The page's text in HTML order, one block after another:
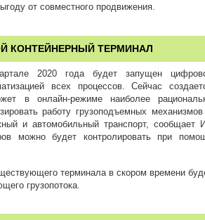
от совместного продвижения.
КОНТЕЙНЕРНЫЙ ТЕРМИНАЛ
2020 года будет запущен
всех процессов. Сейчас
в онлайн-режиме наиболее
работу грузоподъемных
и автомобильный транспорт, сообщает
можно будет контролировать при
терминала в скором времени
грузопотока.